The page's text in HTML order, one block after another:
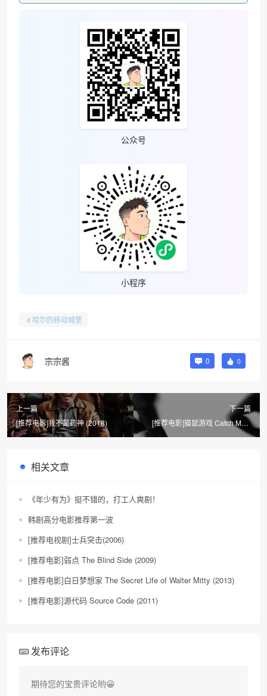
公众号
小程序
哈尔的移动城堡
宗宗酱 0 0
上一篇
[推荐电影]我不是药神 (2018)
下一篇
[推荐电影]猫鼠游戏 Catch Me If
You Can (2002)
相关文章
《年少有为》挺不错的，打工人爽剧！
韩剧高分电影推荐第一波
[推荐电视剧]士兵突击(2006)
[推荐电影]弱点 The Blind Side (2009)
[推荐电影]白日梦想家 The Secret Life of Walter Mitty (2013)
[推荐电影]源代码 Source Code (2011)
发布评论